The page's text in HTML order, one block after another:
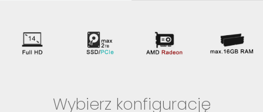
Wybierz konfigurację